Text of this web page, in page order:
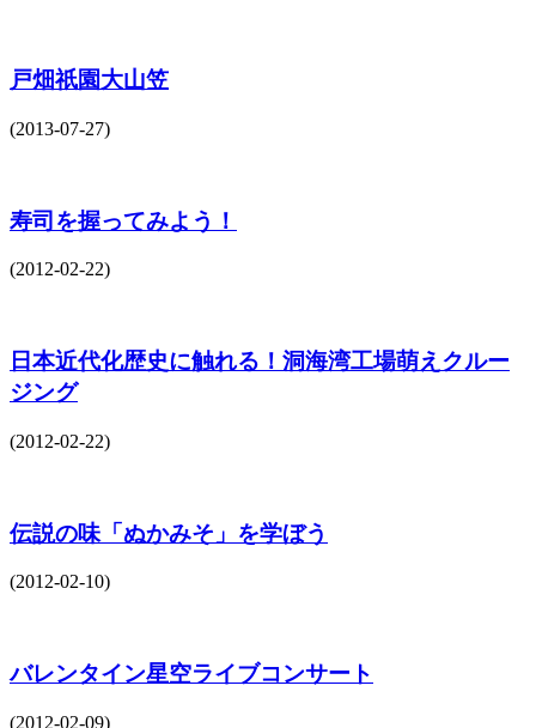
戸畑祇園大山笠
(2013-07-27)
寿司を握ってみよう！
(2012-02-22)
日本近代化歴史に触れる！洞海湾工場萌えクルー
ジング
(2012-02-22)
伝説の味「ぬかみそ」を学ぼう
(2012-02-10)
バレンタイン星空ライブコンサート
(2012-02-09)